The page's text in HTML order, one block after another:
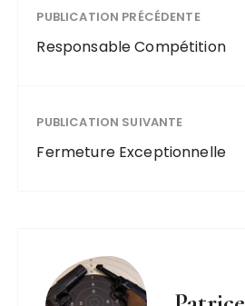
PUBLICATION PRÉCÉDENTE
Responsable Compétition
PUBLICATION SUIVANTE
Fermeture Exceptionnelle